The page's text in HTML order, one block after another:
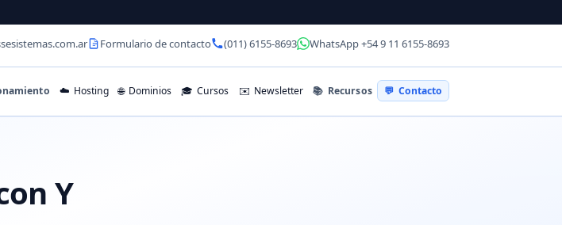
Formulario de contacto (011) 6155-8693 WhatsApp +54 9 11 6155-8693
☁️ Hosting 🌐 Dominios 🎓 Cursos ✉️ Newsletter 📚 Recursos 💬 Contacto
Y